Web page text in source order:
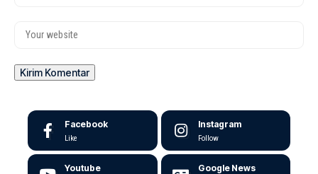
Facebook
Like
Instagram
Follow
Youtube Google News